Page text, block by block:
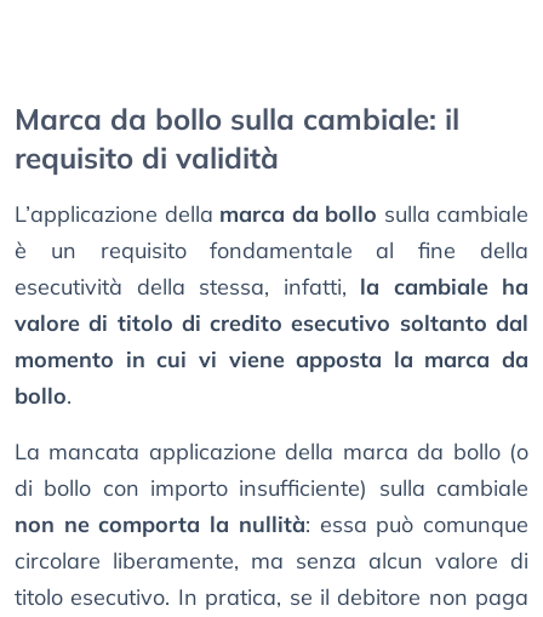
Marca da bollo sulla cambiale: il
requisito di validità
L’applicazione della marca da bollo sulla cambiale
è un requisito fondamentale al fine della
esecutività della stessa, infatti, la cambiale ha
valore di titolo di credito esecutivo soltanto dal
momento in cui vi viene apposta la marca da
bollo.
La mancata applicazione della marca da bollo (o
di bollo con importo insufficiente) sulla cambiale
non ne comporta la nullità: essa può comunque
circolare liberamente, ma senza alcun valore di
titolo esecutivo. In pratica, se il debitore non paga